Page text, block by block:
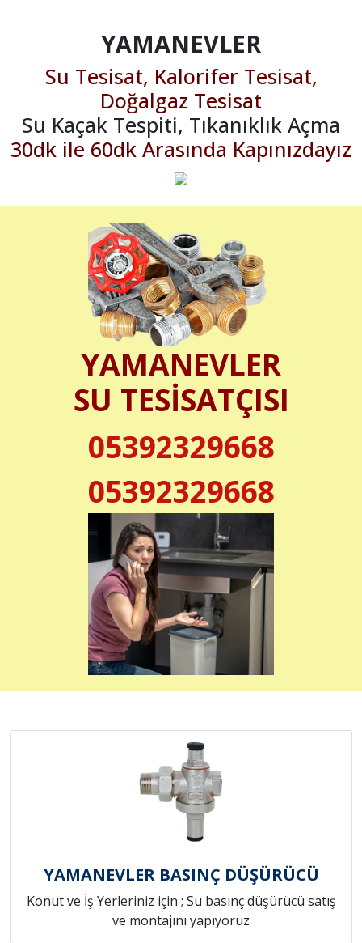
YAMANEVLER
Su Tesisat, Kalorifer Tesisat,
Doğalgaz Tesisat
Su Kaçak Tespiti, Tıkanıklık Açma
30dk ile 60dk Arasında Kapınızdayız
YAMANEVLER
SU TESİSATÇISI
05392329668
05392329668
YAMANEVLER BASINÇ DÜŞÜRÜCÜ
Konut ve İş Yerleriniz için ; Su basınç düşürücü satış
ve montajını yapıyoruz